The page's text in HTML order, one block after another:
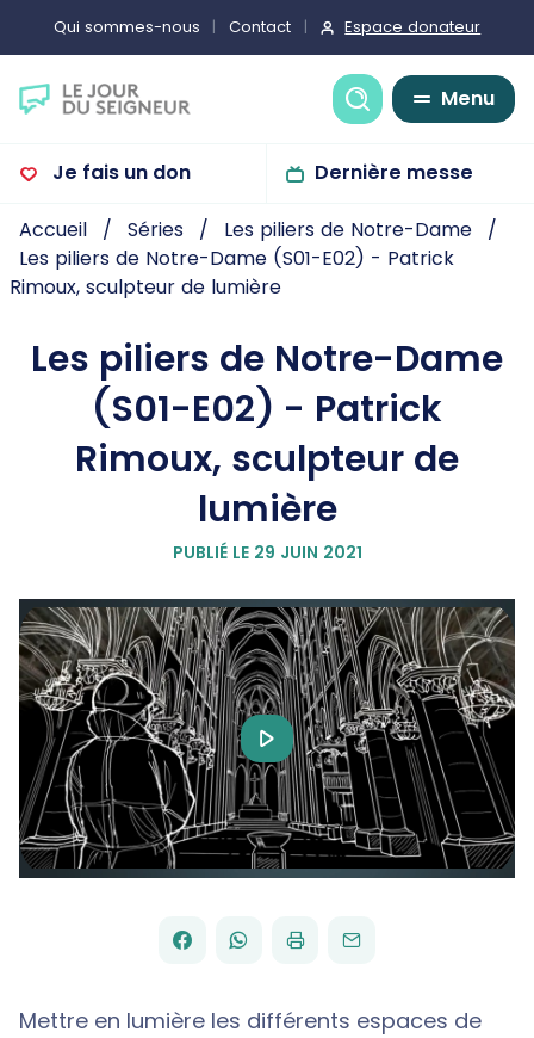
Qui sommes-nous Contact Espace donateur
Recherche
Menu
Je fais un don Dernière messe
Accueil Séries
Les piliers de Notre-Dame
Les piliers de Notre-Dame (S01-E02) - Patrick
Rimoux, sculpteur de lumière
Les piliers de Notre-Dame
(S01-E02) - Patrick
Rimoux, sculpteur de
lumière
PUBLIÉ LE 29 JUIN 2021
Play
Video
PARTAGER
FACEBOOK
PARTAGER
WHATSAPP
IMPRIMERENVOYER
PAR
EMAIL
Mettre en lumière les différents espaces de